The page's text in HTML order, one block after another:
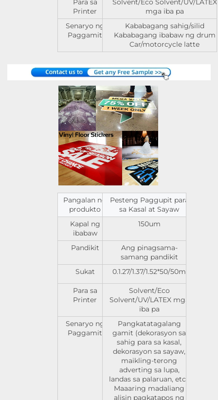
Para sa
Printer
Solvent/Eco Solvent/UV/LATEX
mga iba pa
Senaryo ng
Paggamit
Kababagang sahig/silid
Kababagang ibabaw ng drum
Car/motorcycle latte
Pangalan ng
produkto
Pesteng Paggupit para
sa Kasal at Sayaw
Kapal ng
ibabaw
150um
Pandikit
Ang pinagsama-
samang pandikit
Sukat
0.1.27/1.37/1.52*50/50m
Para sa
Printer
Solvent/Eco
Solvent/UV/LATEX mga
iba pa
Senaryo ng
Paggamit
Pangkatatagalang
gamit (dekorasyon sa
sahig para sa kasal,
dekorasyon sa sayaw,
maikling-terong
adverting sa lupa,
landas sa palaruan, etc.)
Maaaring madaliang
alisin pagkatapos ng